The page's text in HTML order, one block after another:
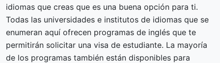
idiomas que creas que es una buena opción para ti.
Todas las universidades e institutos de idiomas que se
enumeran aquí ofrecen programas de inglés que te
permitirán solicitar una visa de estudiante. La mayoría
de los programas también están disponibles para